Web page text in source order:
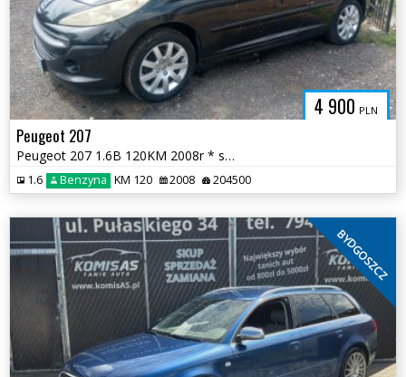
4 900 PLN
Peugeot 207
Peugeot 207 1.6B 120KM 2008r * sprawna klima radio felgi alu * TORUŃ
1.6 Benzyna KM 120 2008 204500
BYDGOSZCZ